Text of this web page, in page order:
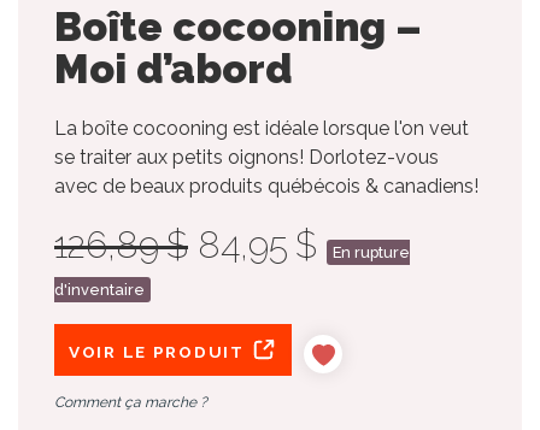
Boîte cocooning –
Moi d’abord
La boîte cocooning est idéale lorsque l'on veut
se traiter aux petits oignons! Dorlotez-vous
avec de beaux produits québécois & canadiens!
126,89 $ 84,95 $ En rupture
d'inventaire
VOIR LE PRODUIT
Comment ça marche ?